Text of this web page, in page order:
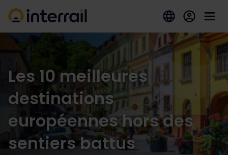
Les 10 meilleures
destinations
européennes hors des
sentiers battus